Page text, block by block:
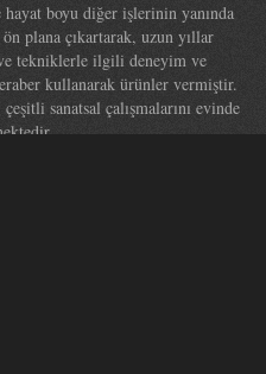
hayat boyu diğer işlerinin yanında
plana çıkartarak, uzun yıllar
tekniklerle ilgili deneyim ve
kullanarak ürünler vermiştir.
sanatsal çalışmalarını evinde